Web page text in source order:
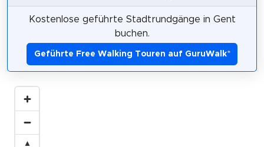
Kostenlose geführte Stadtrundgänge in Gent
buchen.
Geführte Free Walking Touren auf GuruWalk*